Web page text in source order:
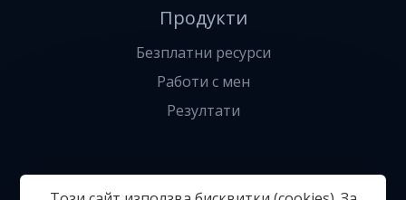
Продукти
Безплатни ресурси
Работи с мен
Резултати